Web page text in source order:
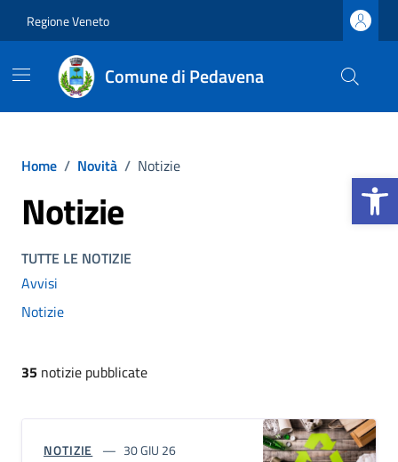
Regione Veneto
Comune di Pedavena
Home / Novità / Notizie
Notizie
TUTTE LE NOTIZIE
Avvisi
Notizie
35 notizie pubblicate
NOTIZIE 30 GIU 26
Apri la